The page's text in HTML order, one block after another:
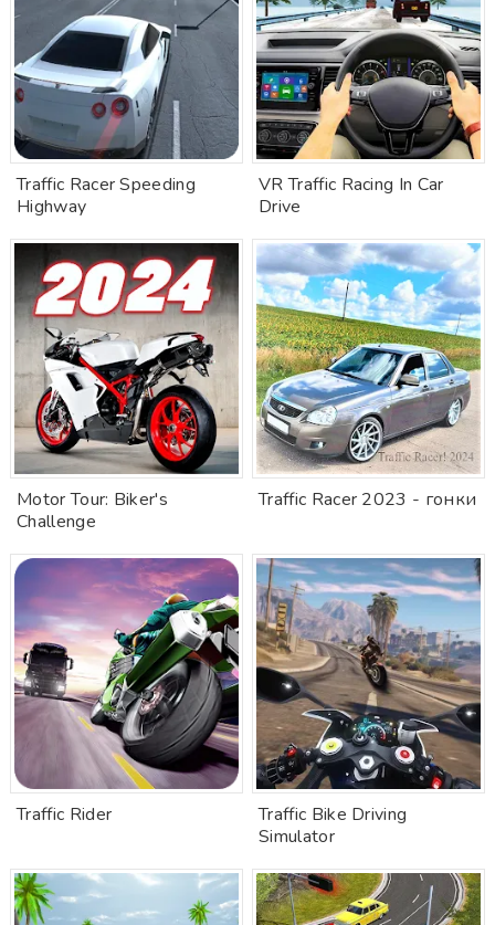
Traffic Racer Speeding
Highway
VR Traffic Racing In Car
Drive
Motor Tour: Biker's
Challenge
Traffic Racer 2023 - гонки
Traffic Rider
Traffic Bike Driving
Simulator